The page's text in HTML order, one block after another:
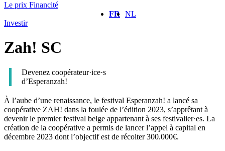
Le prix Financité
FR
NL
Investir
Zah! SC
Devenez coopérateur·ice·s
d’Esperanzah!
À l’aube d’une renaissance, le festival Esperanzah! a lancé sa
coopérative ZAH! dans la foulée de l’édition 2023, s’apprêtant à
devenir le premier festival belge appartenant à ses festivalier·es. La
création de la coopérative a permis de lancer l’appel à capital en
décembre 2023 dont l’objectif est de récolter 300.000€.